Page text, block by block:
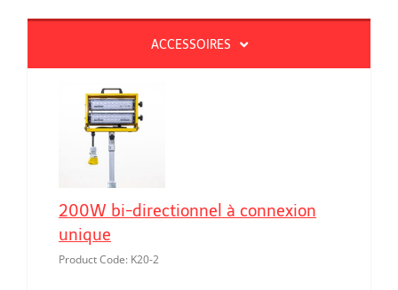
ACCESSOIRES
200W bi-directionnel à connexion
unique
Product Code: K20-2